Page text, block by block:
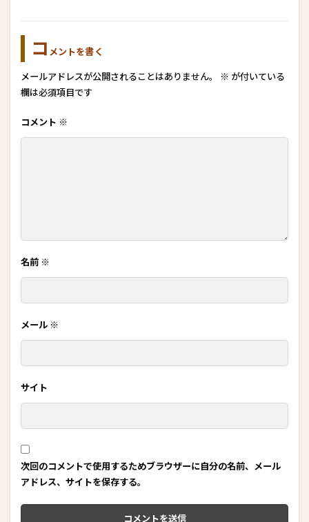
コ メントを書く
メールアドレスが公開されることはありません。 ※ が付いている
欄は必須項目です
コメント ※
名前 ※
メール ※
サイト
次回のコメントで使用するためブラウザーに自分の名前、メール
アドレス、サイトを保存する。